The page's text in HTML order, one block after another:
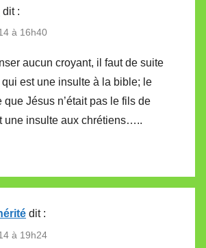
dit :
à 16h40
aucun croyant, il faut de suite
est une insulte à la bible; le
que Jésus n’était pas le fils de
une insulte aux chrétiens…..
dit :
à 19h24